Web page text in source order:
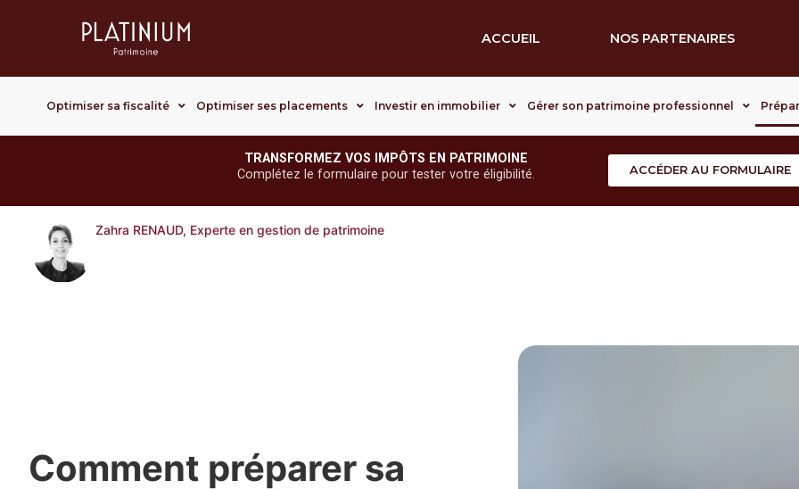
ACCUEIL NOS PARTENAIRES
Optimiser sa fiscalité Optimiser ses placements Investir en immobilier Gérer son patrimoine professionnel
TRANSFORMEZ VOS IMPÔTS EN PATRIMOINE
Complétez le formulaire pour tester votre éligibilité.
ACCÉDER AU FORMULAIRE
Zahra RENAUD, Experte en gestion de patrimoine
Comment préparer sa